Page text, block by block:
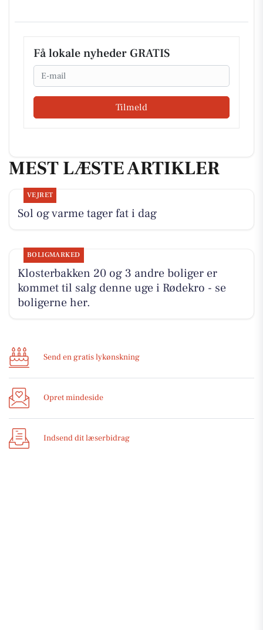
Få lokale nyheder GRATIS
Email
Tilmeld
MEST LÆSTE ARTIKLER
VEJRET
Sol og varme tager fat i dag
BOLIGMARKED
Klosterbakken 20 og 3 andre boliger er
kommet til salg denne uge i Rødekro - se
boligerne her.
Send en gratis lykønskning
Opret mindeside
Indsend dit læserbidrag